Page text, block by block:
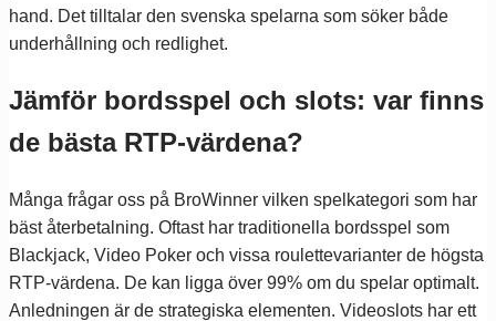
hand. Det tilltalar den svenska spelarna som söker både
underhållning och redlighet.
Jämför bordsspel och slots: var finns
de bästa RTP-värdena?
Många frågar oss på BroWinner vilken spelkategori som har
bäst återbetalning. Oftast har traditionella bordsspel som
Blackjack, Video Poker och vissa roulettevarianter de högsta
RTP-värdena. De kan ligga över 99% om du spelar optimalt.
Anledningen är de strategiska elementen. Videoslots har ett